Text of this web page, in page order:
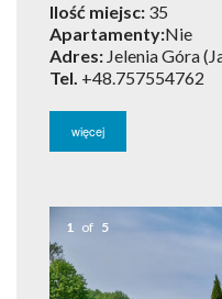
Ilość miejsc: 35
Apartamenty:Nie
Adres: Jelenia Góra
Tel. +48.757554762
więcej
1 of 5